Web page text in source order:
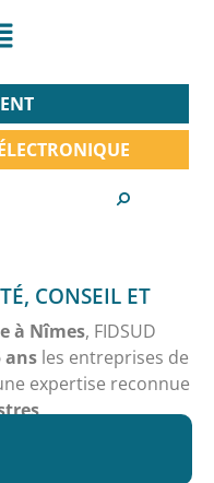
CONSEIL ET
à Nîmes, FIDSUD
ans les entreprises de
expertise reconnue
.